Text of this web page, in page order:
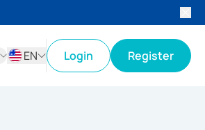
EN
Login Register